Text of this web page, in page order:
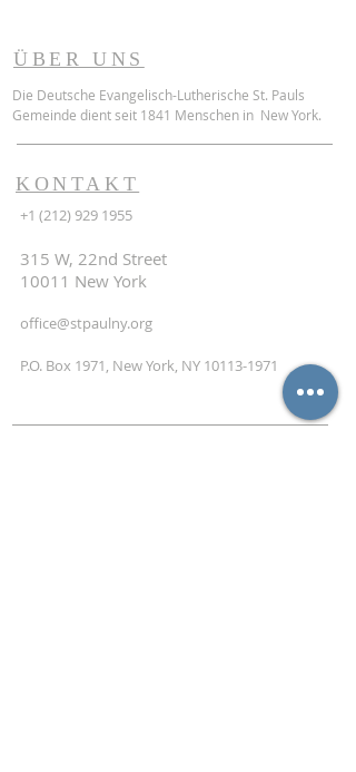
ÜBER UNS
Die Deutsche Evangelisch-Lutherische St. Pauls
Gemeinde dient seit 1841 Menschen in New York.
KONTAKT
+1 (212) 929 1955
315 W, 22nd Street
10011 New York
office@stpaulny.org
P.O. Box 1971, New York, NY 10113-1971